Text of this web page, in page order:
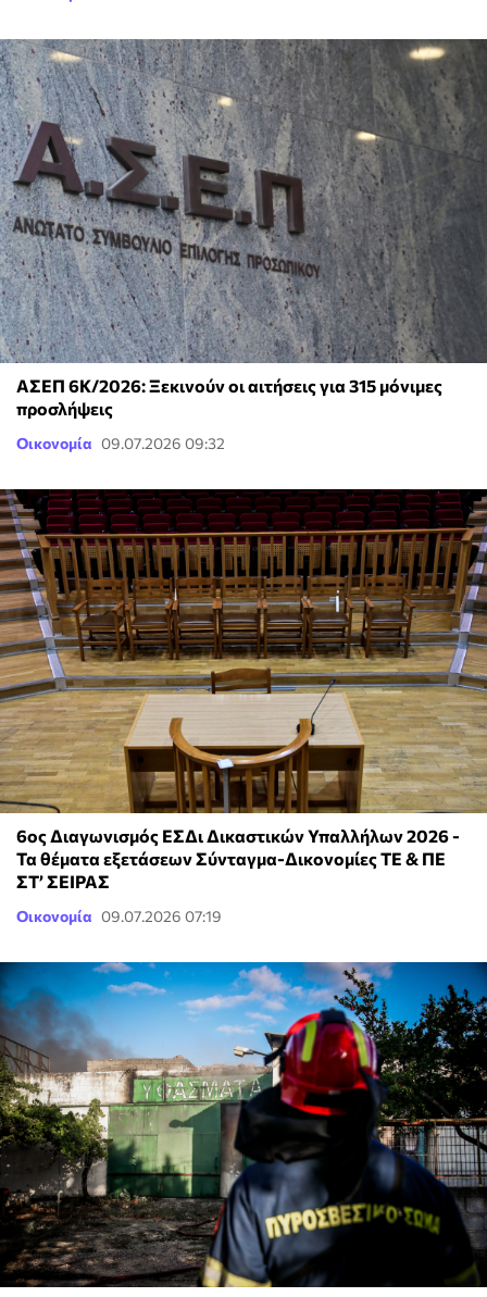
ΑΣΕΠ 6Κ/2026: Ξεκινούν οι αιτήσεις για 315 μόνιμες
προσλήψεις
Οικονομία 09.07.2026 09:32
6ος Διαγωνισμός ΕΣΔι Δικαστικών Υπαλλήλων 2026 -
Τα θέματα εξετάσεων Σύνταγμα-Δικονομίες ΤΕ & ΠΕ
ΣΤ’ ΣΕΙΡΑΣ
Οικονομία 09.07.2026 07:19